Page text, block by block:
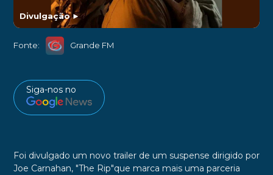
Divulgação►
Fonte: Grande FM
Siga-nos no
Foi divulgado um novo trailer de um suspense dirigido por
Joe Carnahan, "The Rip"que marca mais uma parceria